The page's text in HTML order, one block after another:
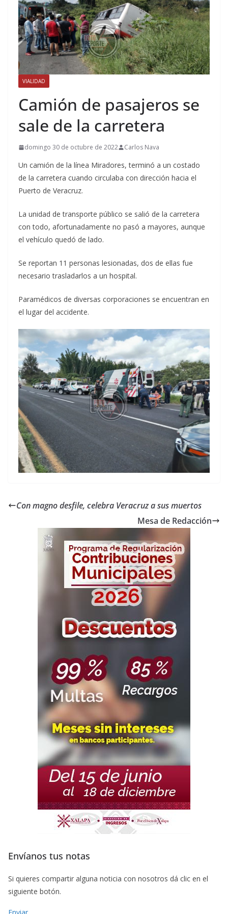
VIALIDAD
Camión de pasajeros se
sale de la carretera
domingo 30 de octubre de 2022 Carlos Nava
Un camión de la línea Miradores, terminó a un costado
de la carretera cuando circulaba con dirección hacia el
Puerto de Veracruz.
La unidad de transporte público se salió de la carretera
con todo, afortunadamente no pasó a mayores, aunque
el vehículo quedó de lado.
Se reportan 11 personas lesionadas, dos de ellas fue
necesario trasladarlos a un hospital.
Paramédicos de diversas corporaciones se encuentran en
el lugar del accidente.
Con magno desfile, celebra Veracruz a sus muertos
Mesa de Redacción
Envíanos tus notas
Si quieres compartir alguna noticia con nosotros dá clic en el
siguiente botón.